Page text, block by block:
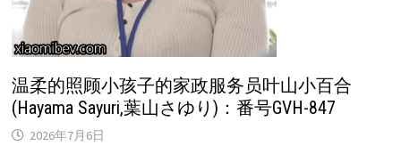
温柔的照顾小孩子的家政服务员叶山小百合
(Hayama Sayuri,葉山さゆり)：番号GVH-847
2026年7月6日